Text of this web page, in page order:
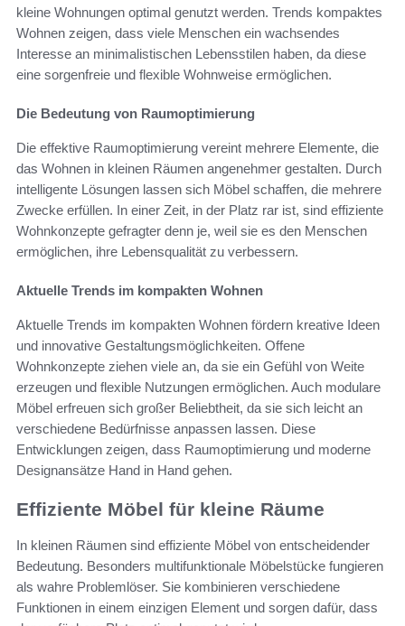
kleine Wohnungen optimal genutzt werden. Trends kompaktes
Wohnen zeigen, dass viele Menschen ein wachsendes
Interesse an minimalistischen Lebensstilen haben, da diese
eine sorgenfreie und flexible Wohnweise ermöglichen.
Die Bedeutung von Raumoptimierung
Die effektive Raumoptimierung vereint mehrere Elemente, die
das Wohnen in kleinen Räumen angenehmer gestalten. Durch
intelligente Lösungen lassen sich Möbel schaffen, die mehrere
Zwecke erfüllen. In einer Zeit, in der Platz rar ist, sind effiziente
Wohnkonzepte gefragter denn je, weil sie es den Menschen
ermöglichen, ihre Lebensqualität zu verbessern.
Aktuelle Trends im kompakten Wohnen
Aktuelle Trends im kompakten Wohnen fördern kreative Ideen
und innovative Gestaltungsmöglichkeiten. Offene
Wohnkonzepte ziehen viele an, da sie ein Gefühl von Weite
erzeugen und flexible Nutzungen ermöglichen. Auch modulare
Möbel erfreuen sich großer Beliebtheit, da sie sich leicht an
verschiedene Bedürfnisse anpassen lassen. Diese
Entwicklungen zeigen, dass Raumoptimierung und moderne
Designansätze Hand in Hand gehen.
Effiziente Möbel für kleine Räume
In kleinen Räumen sind effiziente Möbel von entscheidender
Bedeutung. Besonders multifunktionale Möbelstücke fungieren
als wahre Problemlöser. Sie kombinieren verschiedene
Funktionen in einem einzigen Element und sorgen dafür, dass